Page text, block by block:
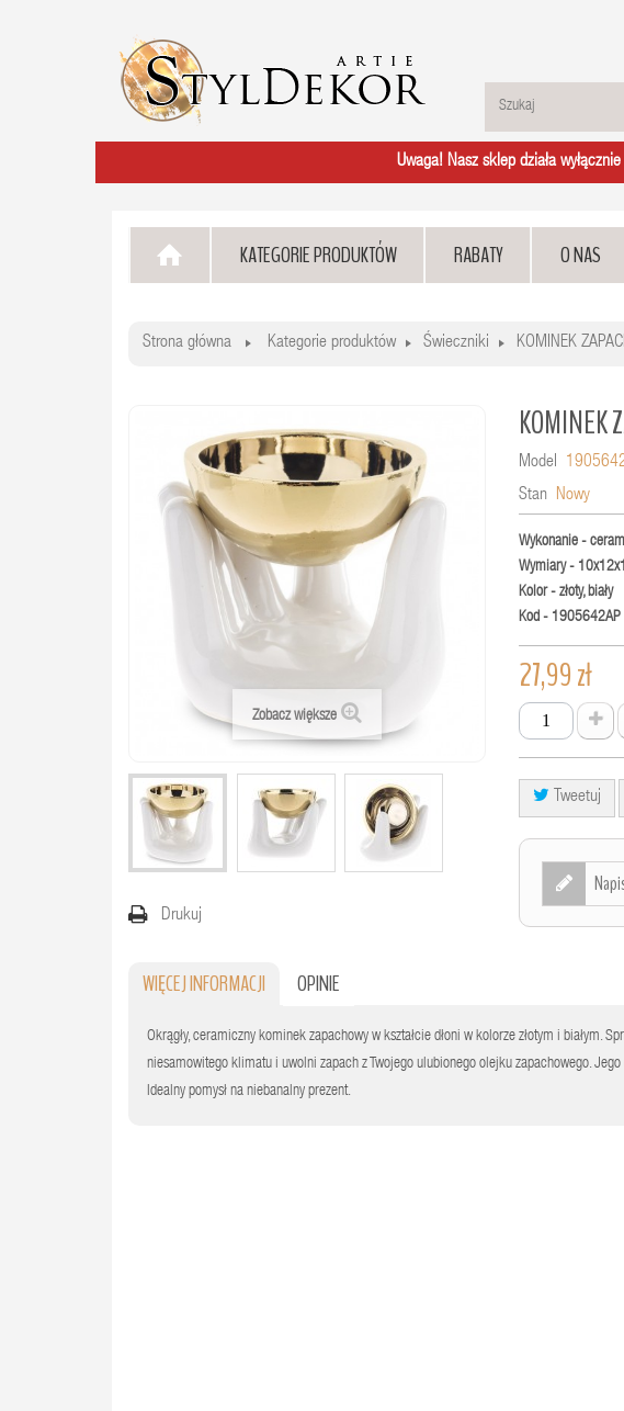
Uwaga! Nasz sklep działa
KATEGORIE PRODUKTÓW RABATY O NAS
Strona główna Kategorie produktów Świeczniki KOMINEK
Zobacz większe
Drukuj
KOMINEK
Model
Stan Nowy
Wykonanie -
Wymiary -
Kolor - złoty, biały
Kod - 1905642AP
27,99 zł
Tweetuj
WIĘCEJ INFORMACJI OPINIE
Okrągły, ceramiczny kominek zapachowy w kształcie dłoni w kolorze złotym i białym.
niesamowitego klimatu i uwolni zapach z Twojego ulubionego olejku zapachowego.
Idealny pomysł na niebanalny prezent.